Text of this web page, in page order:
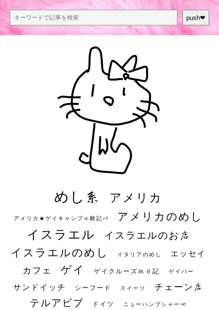
push❤︎
めし系 アメリカ
アメリカ★ゲイキャンプ体験記S3 アメリカのめし
イスラエル イスラエルのお店
イスラエルのめし イタリアのめし エッセイ
カフェ ゲイ ゲイクルーズ旅日記 ゲイバー
サンドイッチ シーフード スイーツ チェーン店
テルアビブ ドイツ ニューハンプシャー州